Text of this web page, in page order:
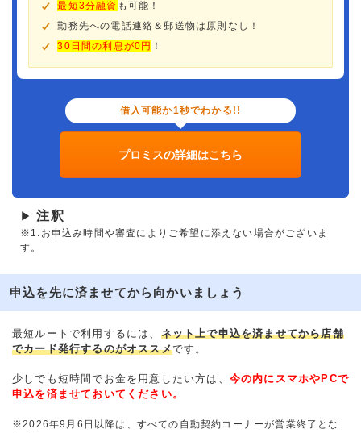
最短3分融資 も可能！
勤務先への電話連絡＆郵送物は原則なし！
30日間の利息が0円 ！
借入可能か1秒でわかる!!
プロミスの詳細はこちら
▶ 注釈
※1.お申込み時間や審査によりご希望に添えない場合がございま
す。
申込を先に済ませてから向かいましょう
最短ルートで利用するには、 ネット上で申込を済ませてから店舗
でカード発行するのがオススメです。
少しでも短時間でお金を用意したい方は、 今の内にスマホやPCで
申込を済ませておいてください。
※2026年9月6日以降は、すべての自動契約コーナーが営業終了とな